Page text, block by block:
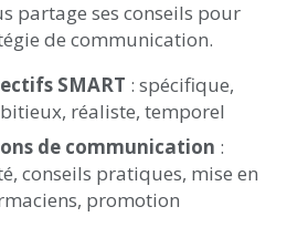
partage ses conseils pour
de communication.
SMART : spécifique,
réaliste, temporel
de communication :
conseils pratiques, mise en
promotion